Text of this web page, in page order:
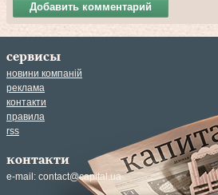
Добавить комментарий
сервисы
новини компаній
реклама
контакти
правила
rss
контакти
e-mail: contact@capital.ua